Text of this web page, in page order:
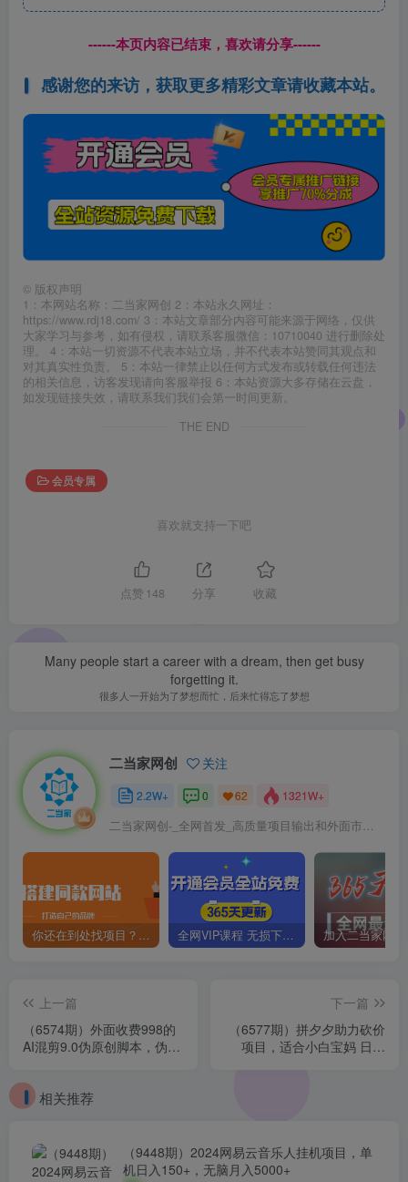
------本页内容已结束，喜欢请分享------
感谢您的来访，获取更多精彩文章请收藏本站。
© 版权声明
1：本网站名称：二当家网创 2：本站永久网址：
https://www.rdj18.com/ 3：本站文章部分内容可能来源于网络，仅供
大家学习与参考，如有侵权，请联系客服微信：10710040 进行删除处
理。 4：本站一切资源不代表本站立场，并不代表本站赞同其观点和
对其真实性负责。 5：本站一律禁止以任何方式发布或转载任何违法
的相关信息，访客发现请向客服举报 6：本站资源大多存储在云盘，
如发现链接失效，请联系我们我们会第一时间更新。
THE END
会员专属
喜欢就支持一下吧
点赞 148 分享 收藏
Many people start a career with a dream, then get busy
forgetting it.
很多人一开始为了梦想而忙，后来忙得忘了梦想
二当家网创 关注
2.2W+ 0 62 1321W+
你还在到处找项目？还在当韭菜？我靠卖项目一个月收入5万+，曾经我也是个失败者。 全网VIP课程 无损下载~
上一篇
（6574期）外面收费998的
AI混剪9.0伪原创脚本，伪原
+教程】
下一篇
（6577期）拼夕夕助力砍价
项目，适合小白宝妈 日入
相关推荐
（9448期）2024网易云音乐人挂机项目，单
机日入150+，无脑月入5000+